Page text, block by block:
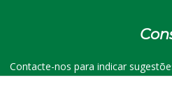
Contacte-nos para indicar